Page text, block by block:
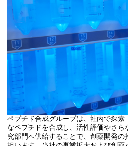
ペプチド合成グループは、社内で探索
なペプチドを合成し、活性評価やさら
究部門へ供給することで、創薬開発の
担います。当社の事業拡大および創薬